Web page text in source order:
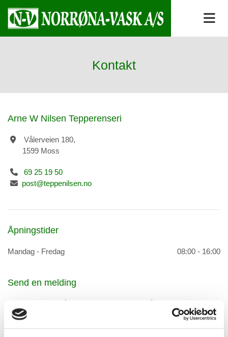
Kontakt
Arne W Nilsen Tepperenseri
Vålerveien 180,
1599 Moss
 69 25 19 50
 post@teppenilsen.no
Åpningstider
Mandag - Fredag 08:00 - 16:00
Send en melding